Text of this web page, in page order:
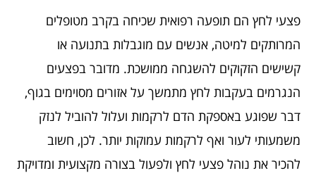
פצעי לחץ הם תופעה רפואית שכיחה בקרב מטופלים
המרותקים למיטה, אנשים עם מוגבלות בתנועה או
קשישים הזקוקים להשגחה ממושכת. מדובר בפצעים
הנגרמים בעקבות לחץ מתמשך על אזורים מסוימים בגוף,
דבר שפוגע באספקת הדם לרקמות ועלול להוביל לנזק
משמעותי לעור ואף לרקמות עמוקות יותר. לכן, חשוב
להכיר את נוהל פצעי לחץ ולפעול בצורה מקצועית ומדויקת